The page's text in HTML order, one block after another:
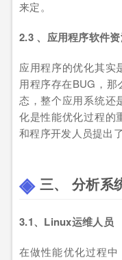
来定。
2.3 、应用程序软件
应用程序的优化其实
用程序存在BUG，
态，整个应用系统还
化是性能优化过程的
和程序开发人员提出
三、 分析系
3.1、Linux运维人员
在做性能优化过程